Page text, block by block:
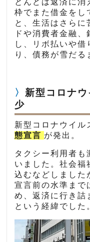
枠でまた借金をし
と、生活はさらに
ドや消費者金融
し、リボ払いや借
り、債務が雪だる
新型コロナ
少
新型コロナウイル
態宣言 が発出。
タクシー利用者も
いました。社会福
込むなどしました
宣言前の水準まで
め、返済に行き詰
という経緯でした